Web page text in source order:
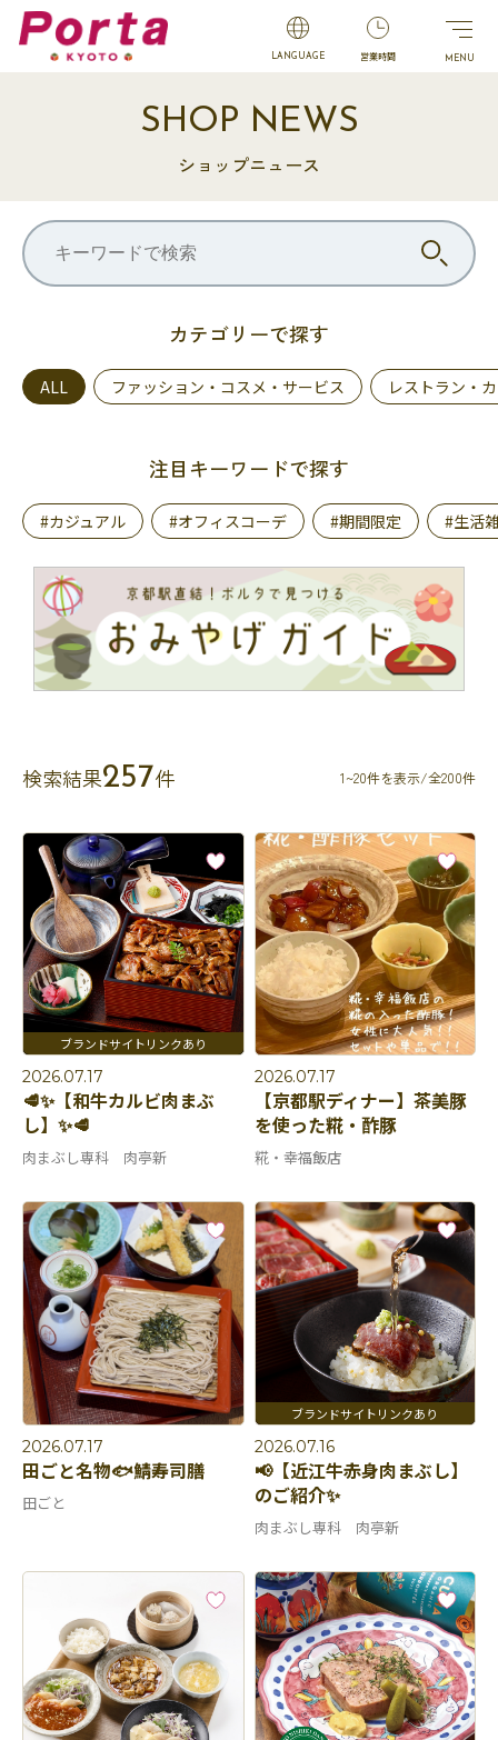
LANGUAGE 営業時間
SHOP NEWS
ショップニュース
カテゴリーで探す
ALL ファッション・コスメ・サービス レストラン・
注目キーワードで探す
#カジュアル #オフィスコーデ #期間限定 #生活
検索結果257件 1~20件を表示/全200件
2026.07.17
🥩✨【和牛カルビ肉まぶ
し】✨🥩
肉まぶし専科 肉亭新
2026.07.17
【京都駅ディナー】茶美豚
を使った糀・酢豚
糀・幸福飯店
2026.07.17
田ごと名物🐟鯖寿司膳
田ごと
2026.07.16
📢【近江牛赤身肉まぶし】
のご紹介✨
肉まぶし専科 肉亭新